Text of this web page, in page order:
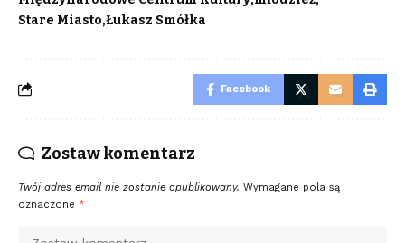
Stare Miasto Łukasz Smółka
Facebook
Zostaw komentarz
Twój adres email nie zostanie opublikowany. Wymagane pola są
oznaczone *